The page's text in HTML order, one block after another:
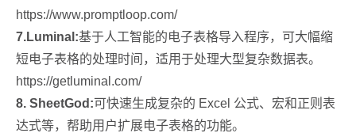
https://www.promptloop.com/
7.Luminal:基于人工智能的电子表格导入程序，可大幅缩
短电子表格的处理时间，适用于处理大型复杂数据表。
https://getluminal.com/
8. SheetGod:可快速生成复杂的 Excel 公式、宏和正则表
达式等，帮助用户扩展电子表格的功能。